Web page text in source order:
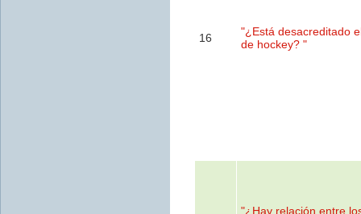
16
"¿Está desacreditado
de hockey? "
"¿Hay relación entre